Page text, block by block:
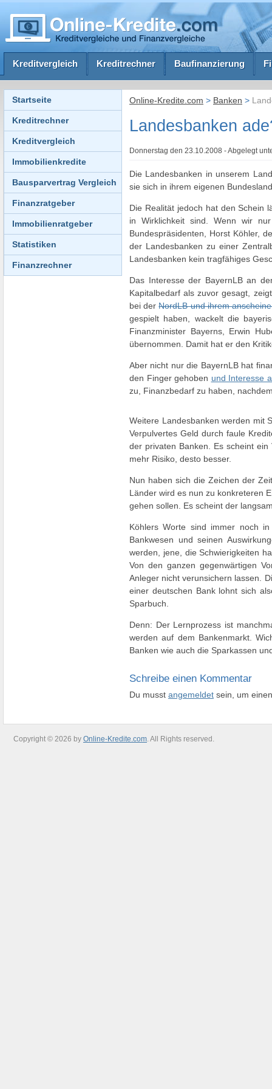
Kreditvergleich Kreditrechner Baufinanzierung
Online-Kredite.com > Banken >
Landesbanken
Donnerstag den 23.10.2008 - Abgelegt
Die Landesbanken in unserem
sie sich in ihrem eigenen
Die Realität jedoch hat den Schein
in Wirklichkeit sind. Wenn wir
Bundespräsidenten, Horst Köhler,
der Landesbanken zu einer
Landesbanken kein tragfähiges
Das Interesse der BayernLB an
Kapitalbedarf als zuvor gesagt,
bei derNordLB und ihrem
gespielt haben, wackelt die
Finanzminister Bayerns, Erwin
übernommen. Damit hat er den
Aber nicht nur die BayernLB hat
den Finger gehoben und Interesse
zu, Finanzbedarf zu haben,
Weitere Landesbanken werden mit
Verpulvertes Geld durch faule
der privaten Banken. Es scheint
mehr Risiko, desto besser.
Nun haben sich die Zeichen der
Länder wird es nun zu konkreteren
gehen sollen. Es scheint der
Köhlers Worte sind immer noch
Bankwesen und seinen
werden, jene, die Schwierigkeiten
Von den ganzen gegenwärtigen
Anleger nicht verunsichern lassen.
einer deutschen Bank lohnt sich
Sparbuch.
Denn: Der Lernprozess ist
werden auf dem Bankenmarkt.
Banken wie auch die Sparkassen
Schreibe einen Kommentar
Du musst angemeldet sein, um
Startseite
Kreditrechner
Kreditvergleich
Immobilienkredite
Bausparvertrag Vergleich
Finanzratgeber
Immobilienratgeber
Statistiken
Finanzrechner
Copyright © 2026 by Online-Kredite.com. All Rights reserved.